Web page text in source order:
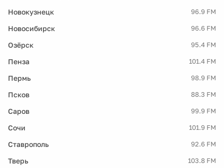
Новокузнецк 96.9 FM
Новосибирск 96.6 FM
Озёрск 95.4 FM
Пенза 101.4 FM
Пермь 98.9 FM
Псков 88.3 FM
Саров 99.9 FM
Сочи 101.9 FM
Ставрополь 92.6 FM
Тверь 103.8 FM